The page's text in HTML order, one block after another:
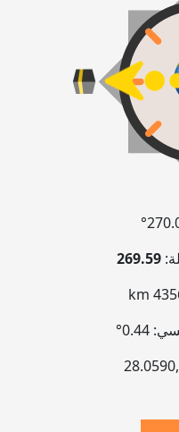
269.59
4356
0.44°
28.0590,